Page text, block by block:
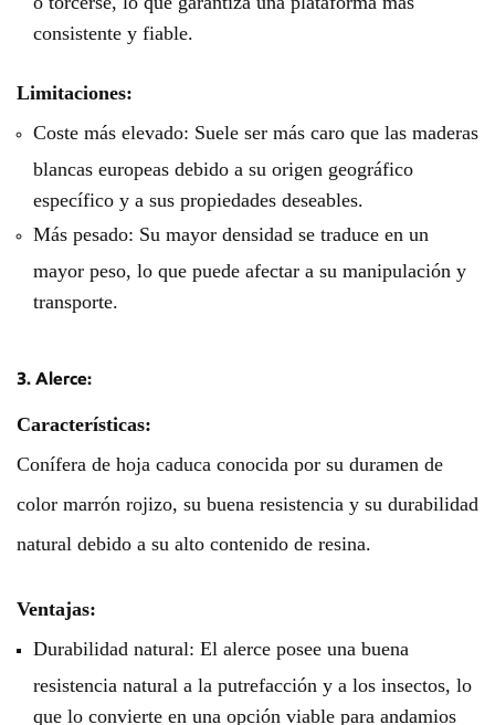
consistente y fiable.
Limitaciones:
Coste más elevado: Suele ser más caro que las maderas
blancas europeas debido a su origen geográfico
específico y a sus propiedades deseables.
Más pesado: Su mayor densidad se traduce en un
mayor peso, lo que puede afectar a su manipulación y
transporte.
3. Alerce:
Características:
Conífera de hoja caduca conocida por su duramen de
color marrón rojizo, su buena resistencia y su durabilidad
natural debido a su alto contenido de resina.
Ventajas:
Durabilidad natural: El alerce posee una buena
resistencia natural a la putrefacción y a los insectos, lo
que lo convierte en una opción viable para andamios